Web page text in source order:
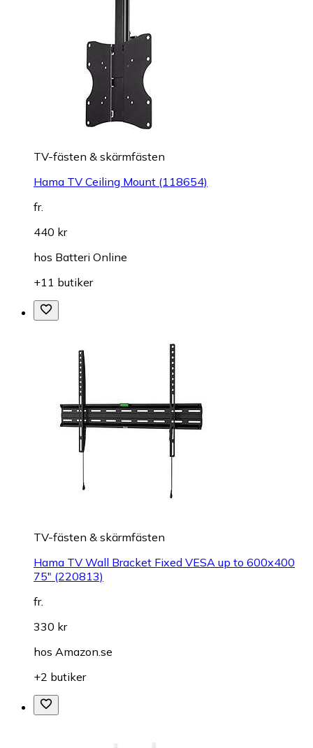
TV-fästen & skärmfästen
Hama TV Ceiling Mount (118654)
fr.
440 kr
hos Batteri Online
+11 butiker
TV-fästen & skärmfästen
Hama TV Wall Bracket Fixed VESA up to 600x400
75" (220813)
fr.
330 kr
hos Amazon.se
+2 butiker